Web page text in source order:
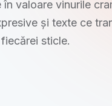
în valoare vinurile
și texte ce
sticle.